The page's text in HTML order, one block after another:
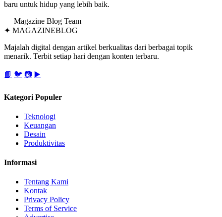
baru untuk hidup yang lebih baik.
— Magazine Blog Team
✦ MAGAZINEBLOG
Majalah digital dengan artikel berkualitas dari berbagai topik
menarik. Terbit setiap hari dengan konten terbaru.
📘 🐦 📷 ▶️
Kategori Populer
Teknologi
Keuangan
Desain
Produktivitas
Informasi
Tentang Kami
Kontak
Privacy Policy
Terms of Service